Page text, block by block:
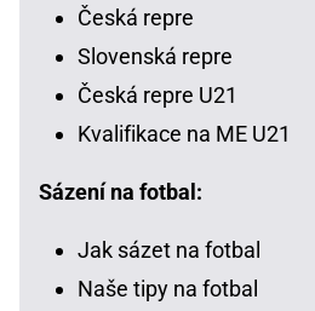
Česká repre
Slovenská repre
Česká repre U21
Kvalifikace na ME U21
Sázení na fotbal:
Jak sázet na fotbal
Naše tipy na fotbal